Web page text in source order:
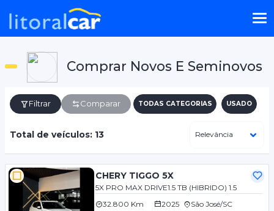
Comprar Novos E Seminovos
Filtrar Comparar TODAS CATEGORIAS USADO
Total de veículos: 13
CHERY TIGGO 5X
5X PRO MAX DRIVE1.5 TB (HIBRIDO) 1.5
32.800 Km
2025 São José/SC